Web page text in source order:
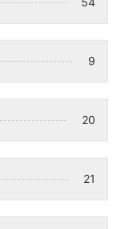
9
20
21